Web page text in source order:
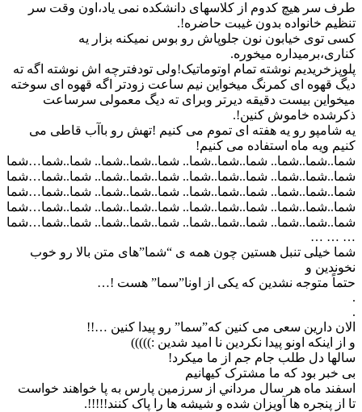
طرف سر هیچ کدوم از کلاسهای دانشکده نمی یاد،اون وقت سر
تنظیم خانواده بدون غیبت حاضره!.
کسی توی خیابون نون جلوپاش رو بوس نمیکنه بزار یه
کناری،برمیداره میخوره.
پلوپزخریدیم نوشته تمام اوتوماتیک!ولی تودفترچه اش نوشته اگه ته
دیگ قهوه ای کمرنگ میخواین نیم ساعت زودتر اگه قهوه ای سوخته
میخواین بیست دقیقه دیرتر وبرای ته دیگ معمولی سرساعت
ذکرشده خاموش کنین!.
یه شامپو رو یه هفته ای تموم می کنیم !تهش رو باآب قاطی می
کنیم ویه ماه استفاده می کنیم!
شما..شما..شما.. شما..شما..شما.. شما..شما..شما.. شما..شما…شما
شما..شما..شما.. شما..شما..شما.. شما..شما..شما.. شما..شما…شما
شما..شما..شما.. شما..شما..شما.. شما..شما..شما.. شما..شما…شما
شما..شما..شما.. شما..شما..شما.. شما..شما..شما.. شما..شما…شما
شما..شما..شما.. شما..شما..شما.. شما..شما..شما.. شما..شما…شما
… … …
شما خیلی تنبل هستین چون همه ی “شما”های متن بالا رو خوب
نخوندین و
حتماً متوجه نشدین که یکی از اونا”سما” هست !…
.
.
الان دارین سعی می کنین که”سما” رو پیدا کنین …!!
و از اینکه اونو پیدا نکردین نا امید شدین :)))))
سالها دل طلب جام جم از ما میکرد!
بی خبر بود که ما مشترک کیهانیم
اسفند ماه هر سال مرداني از سرزمين پارس به پا خواهند خواست
تا از پنجره ها آويزان شده و شيشه ها را پاک کنند!!!!!.